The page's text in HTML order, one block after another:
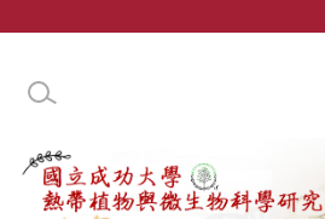
main
INSTITUTE OF